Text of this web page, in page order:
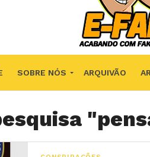
SOBRE NÓS ARQUIVÃO